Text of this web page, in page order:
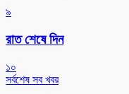
৯
রাত শেষে দিন
১০
সর্বশেষ সব খবর